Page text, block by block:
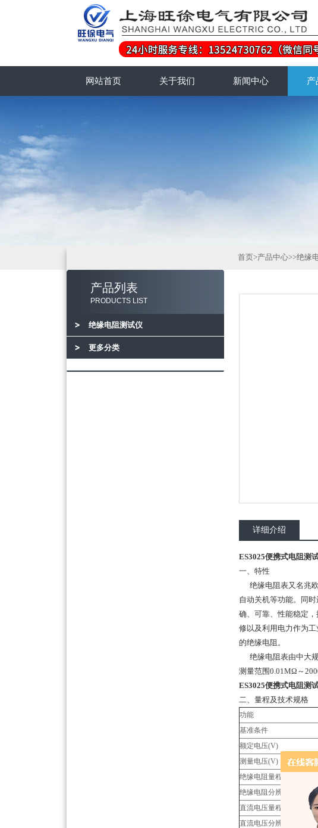
网站首页 关于我们 新闻中心 产
产品列表
PRODUCTS LIST
绝缘电阻测试仪
更多分类
首页>产品中心>>绝缘
详细介绍
ES3025便携式电阻测
一、特性
绝缘电阻表又名兆欧
自动关机等功能。同
确、可靠、性能稳定
修以及利用电力作为
的绝缘电阻。
绝缘电阻表由中大规
测量范围0.01MΩ～
ES3025便携式电阻测
二、量程及技术规格
功能
基准条件
额定电压(V)
测量电压(V)
绝缘电阻量程（GΩ）
绝缘电阻分辨率
直流电压量程
直流电压分辨率